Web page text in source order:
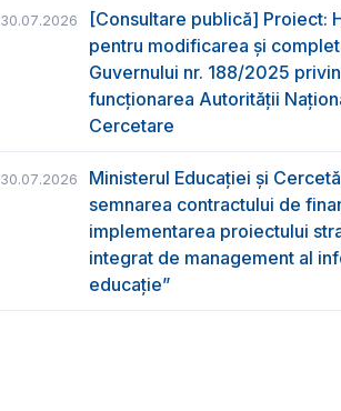
30.07.2026
[Consultare publică] Proiect:
pentru modificarea și
Guvernului nr. 188/2025
funcţionarea Autorităţii
Cercetare
30.07.2026
Ministerul Educației și
semnarea contractului de
implementarea proiectului
integrat de management al
educație”